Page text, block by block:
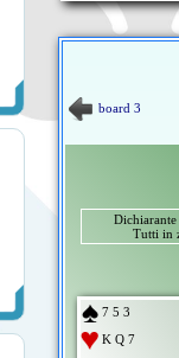
board 3
Tutti in
7 5 3
K Q 7